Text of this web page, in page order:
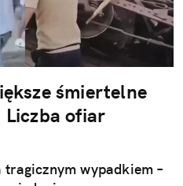
śmiertelne
Liczba ofiar
wypadkiem –